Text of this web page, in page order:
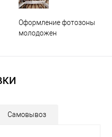
Оформление фотозоны
молодожен
Самовывоз